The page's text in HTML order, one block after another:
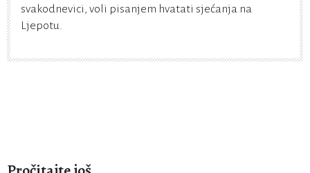
svakodnevici, voli pisanjem hvatati sjećanja na
Ljepotu.